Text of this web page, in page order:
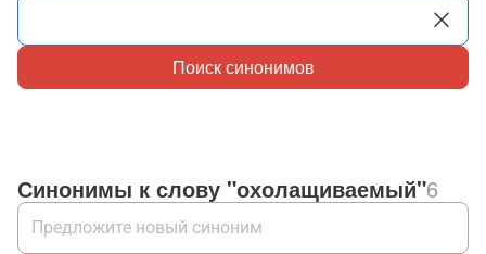
Поиск синонимов
Синонимы к слову "охолащиваемый"6